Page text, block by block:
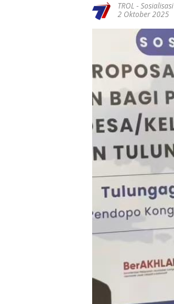
TROL -Sosialisasi
2 Oktober 2025